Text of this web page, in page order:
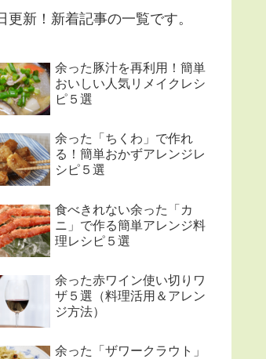
更新！新着記事の一覧です。
余った豚汁を再利用！簡単
おいしい人気リメイクレシ
ピ５選
余った「ちくわ」で作れ
る！簡単おかずアレンジレ
シピ５選
食べきれない余った「カ
ニ」で作る簡単アレンジ料
理レシピ５選
余った赤ワイン使い切りワ
ザ５選（料理活用＆アレン
ジ方法）
余った「ザワークラウト」